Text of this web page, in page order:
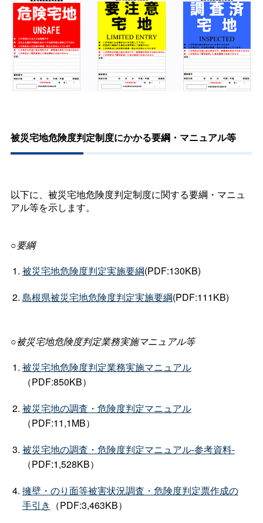
被災宅地危険度判定制度にかかる要綱・マニュアル等
以下に、被災宅地危険度判定制度に関する要綱・マニュ
アル等を示します。
○要綱
被災宅地危険度判定実施要綱(PDF:130KB)
島根県被災宅地危険度判定実施要綱(PDF:111KB)
○被災宅地危険度判定業務実施マニュアル等
被災宅地危険度判定業務実施マニュアル
（PDF:850KB）
被災宅地の調査・危険度判定マニュアル
（PDF:11,1MB）
被災宅地の調査・危険度判定マニュアル-参考資料-
（PDF:1,528KB）
擁壁・のり面等被害状況調査・危険度判定票作成の
手引き （PDF:3,463KB）